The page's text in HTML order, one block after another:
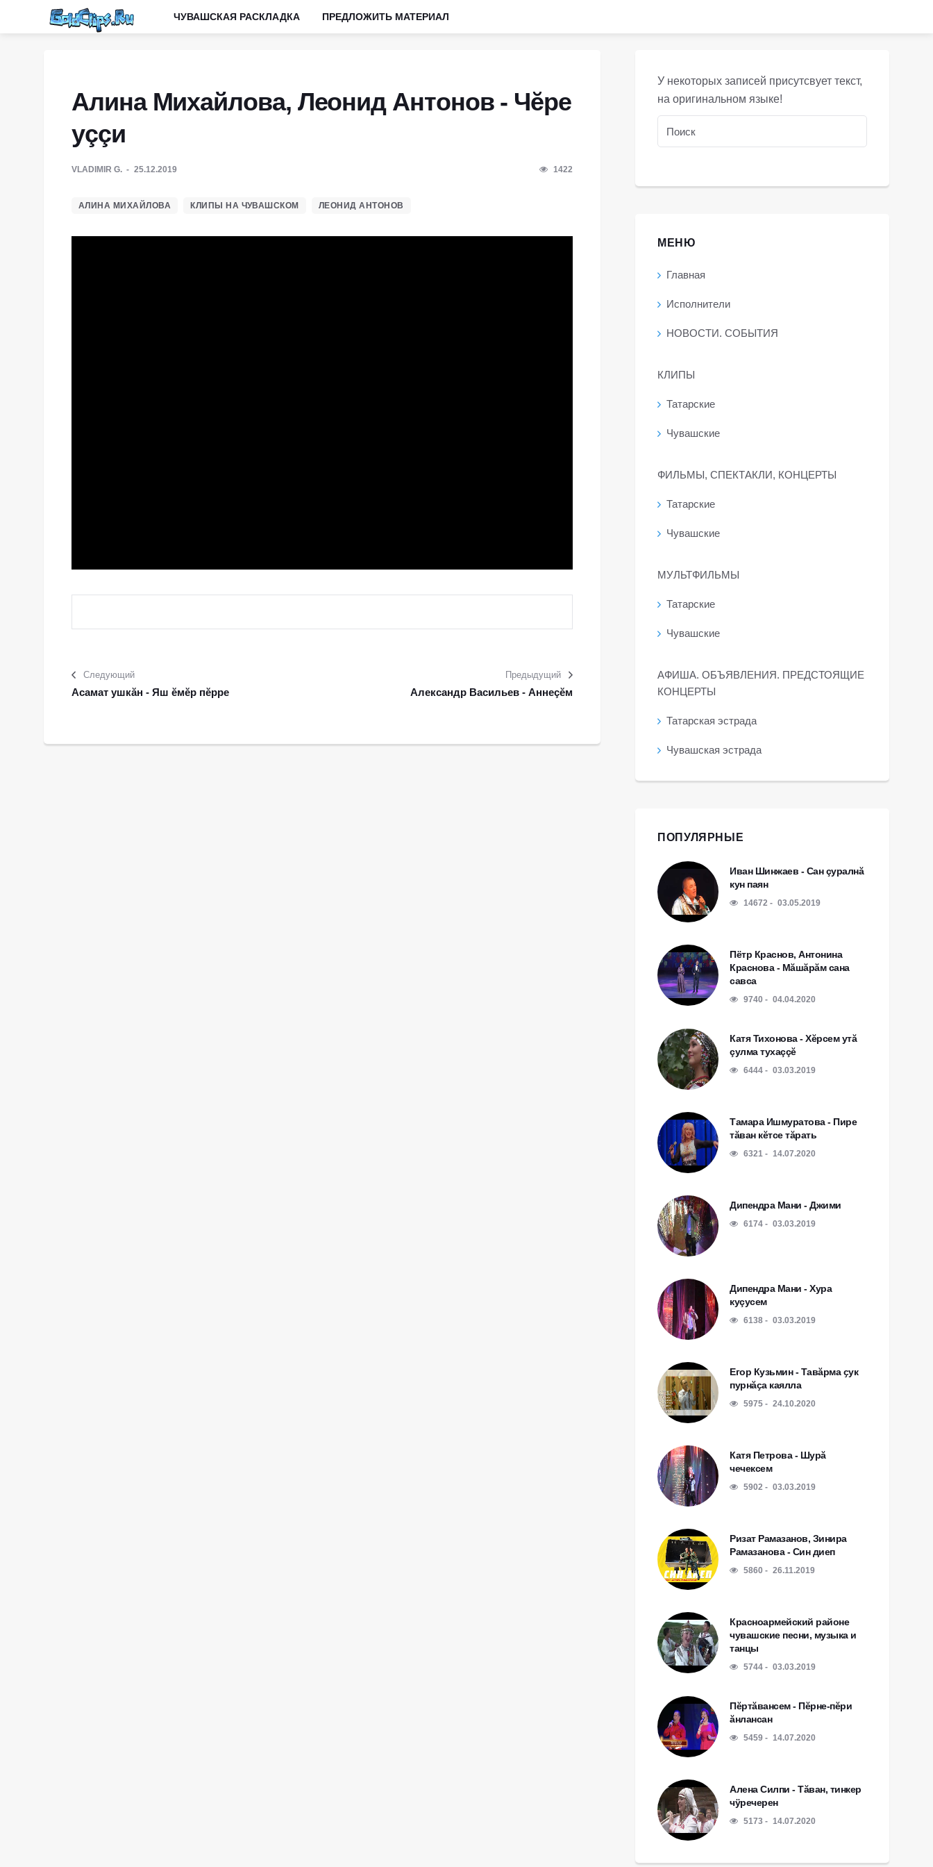
ЧУВАШСКАЯ РАСКЛАДКА ПРЕДЛОЖИТЬ МАТЕРИАЛ
Алина Михайлова, Леонид Антонов - Чĕре
уççи
VLADIMIR G. 25.12.2019 1422
АЛИНА МИХАЙЛОВА КЛИПЫ НА ЧУВАШСКОМ ЛЕОНИД АНТОНОВ
Следующий
Асамат ушкăн - Яш ĕмĕр пĕрре
Предыдущий
Александр Васильев - Аннеçĕм
У некоторых записей присутсвует текст,
на оригинальном языке!
МЕНЮ
Главная
Исполнители
НОВОСТИ. СОБЫТИЯ
КЛИПЫ
Татарские
Чувашские
ФИЛЬМЫ, СПЕКТАКЛИ, КОНЦЕРТЫ
Татарские
Чувашские
МУЛЬТФИЛЬМЫ
Татарские
Чувашские
АФИША. ОБЪЯВЛЕНИЯ. ПРЕДСТОЯЩИЕ
КОНЦЕРТЫ
Татарская эстрада
Чувашская эстрада
ПОПУЛЯРНЫЕ
Иван Шинжаев - Сан çуралнă
кун паян
14672 03.05.2019
Пётр Краснов, Антонина
Краснова - Мăшăрăм сана
савса
9740 04.04.2020
Катя Тихонова - Хĕрсем утă
çулма тухаççĕ
6444 03.03.2019
Тамара Ишмуратова - Пире
тăван кĕтсе тăрать
6321 14.07.2020
Дипендра Мани - Джими
6174 03.03.2019
Дипендра Мани - Хура
куçусем
6138 03.03.2019
Егор Кузьмин - Тавӑрма ҫук
пурнӑҫа каялла
5975 24.10.2020
Катя Петрова - Шурă
чечексем
5902 03.03.2019
Ризат Рамазанов, Зинира
Рамазанова - Син диеп
5860 26.11.2019
Красноармейский районе
чувашские песни, музыка и
танцы
5744 03.03.2019
Пĕртăвансем - Пĕрне-пĕри
ăнлансан
5459 14.07.2020
Алена Силпи - Тăван, тинкер
чÿречерен
5173 14.07.2020